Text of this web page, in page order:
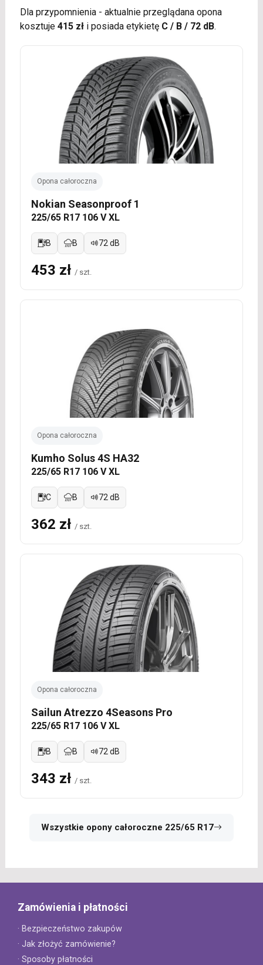
Dla przypomnienia - aktualnie przeglądana opona
kosztuje 415 złi posiada etykietę C / B / 72 dB.
Opona całoroczna
Nokian Seasonproof 1
225/65 R17 106 V XL
B B 72 dB
453 zł / szt.
Opona całoroczna
Kumho Solus 4S HA32
225/65 R17 106 V XL
C B 72 dB
362 zł / szt.
Opona całoroczna
Sailun Atrezzo 4Seasons Pro
225/65 R17 106 V XL
B B 72 dB
343 zł / szt.
Wszystkie opony całoroczne 225/65 R17
Zamówienia i płatności
· Bezpieczeństwo zakupów
· Jak złożyć zamówienie?
· Sposoby płatności